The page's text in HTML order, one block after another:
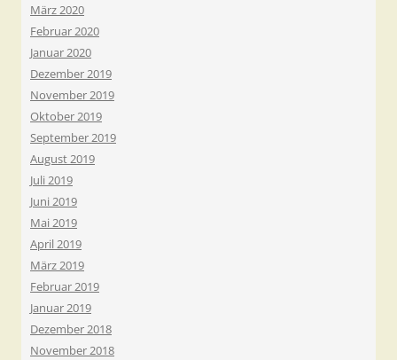
März 2020
Februar 2020
Januar 2020
Dezember 2019
November 2019
Oktober 2019
September 2019
August 2019
Juli 2019
Juni 2019
Mai 2019
April 2019
März 2019
Februar 2019
Januar 2019
Dezember 2018
November 2018